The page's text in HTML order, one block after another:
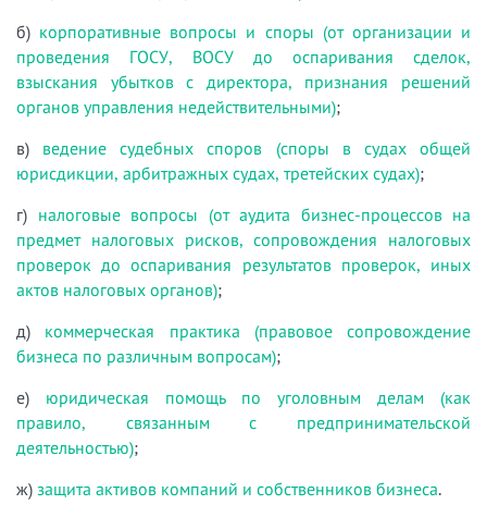
б) корпоративные вопросы и споры (от организации и
проведения ГОСУ, ВОСУ до оспаривания сделок,
взыскания убытков с директора, признания решений
органов управления недействительными);
в) ведение судебных споров (споры в судах общей
юрисдикции, арбитражных судах, третейских судах);
г) налоговые вопросы (от аудита бизнес-процессов на
предмет налоговых рисков, сопровождения налоговых
проверок до оспаривания результатов проверок, иных
актов налоговых органов);
д) коммерческая практика (правовое сопровождение
бизнеса по различным вопросам);
е) юридическая помощь по уголовным делам (как
правило, связанным с предпринимательской
деятельностью);
ж) защита активов компаний и собственников бизнеса.